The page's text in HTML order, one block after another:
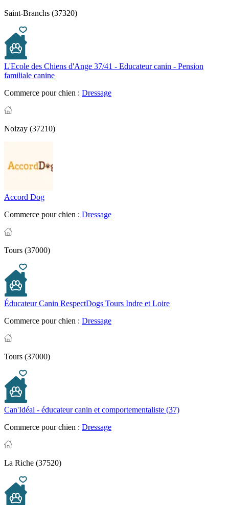
Saint-Branchs (37320)
L'Ecole des Chiens d'Ange 37/41 - Educateur canin - Pension
familiale canine
Commerce pour chien : Dressage
Noizay (37210)
Accord Dog
Commerce pour chien : Dressage
Tours (37000)
Éducateur Canin RespectDogs Tours Indre et Loire
Commerce pour chien : Dressage
Tours (37000)
Can'Idéal - éducateur canin et comportementaliste (37)
Commerce pour chien : Dressage
La Riche (37520)